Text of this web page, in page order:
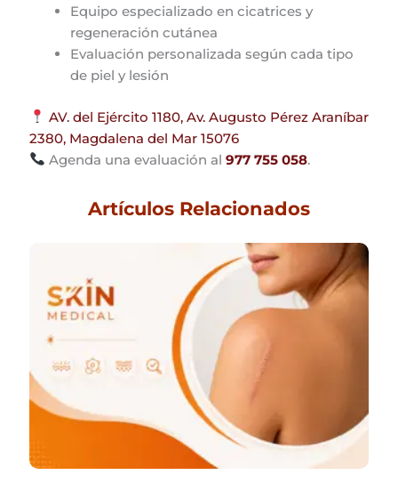
Equipo especializado en cicatrices y
regeneración cutánea
Evaluación personalizada según cada tipo
de piel y lesión
AV. del Ejército 1180, Av. Augusto Pérez Araníbar
2380, Magdalena del Mar 15076
Agenda una evaluación al 977 755 058.
Artículos Relacionados